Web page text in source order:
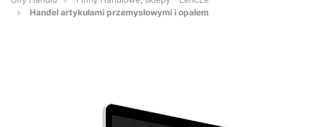
Handel artykułami przemysłowymi i opałem